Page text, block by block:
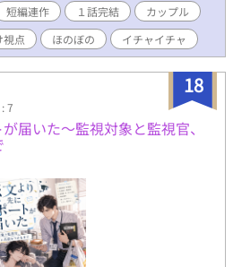
短編連作 １話完結
カップル
視点 ほのぼの イチャイチャ
18
7
届いた～監視対象と監視官、